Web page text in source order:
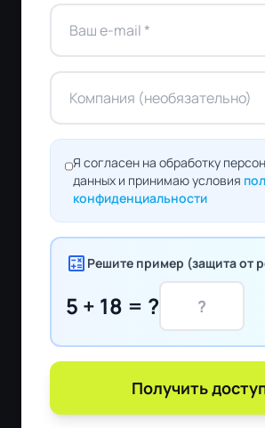
Я согласен на обработку
данных и принимаю условия
конфиденциальности
calculate Решите пример (защита от
5 + 18 = ?
Получить